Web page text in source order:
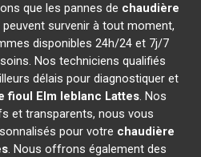
que les pannes de chaudière
peuvent survenir à tout moment,
disponibles 24h/24 et 7j/7
Nos techniciens qualifiés
délais pour diagnostiquer et
fioul Elm leblanc Lattes. Nos
et transparents, nous vous
pour votre chaudière
. Nous offrons également des